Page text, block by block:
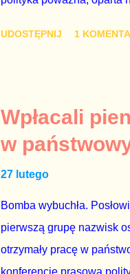
prawdziwe – zagrażają
prawdziwe” jest
reputacji, ale mimo
oskarżany polityk milczy.
UDOSTĘPNIJ 1
Wpłacali
w
27 lutego
Bomba wybuchła.
pierwszą grupę nazwisk
otrzymały pracę w
konferencję prasową